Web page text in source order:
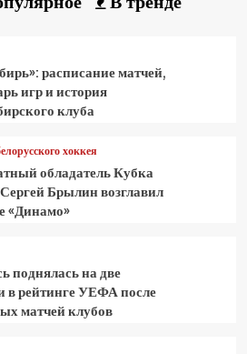
расписание матчей,
игр и история
клуба
хоккея
обладатель Кубка
Брылин возглавил
«Динамо»
поднялась на две
в рейтинге УЕФА после
матчей клубов